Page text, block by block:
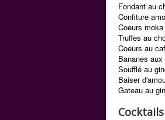
Fondant au
Confiture
Coeurs
Truffes au
Coeurs au
Bananes aux
Soufflé au
Baiser
Gateau au